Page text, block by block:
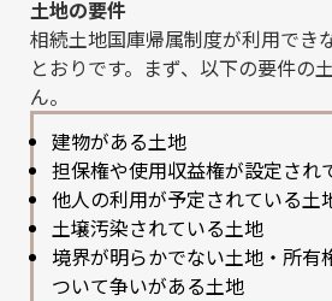
土地の要件
相続土地国庫帰属制度が利用でき
とおりです。まず、以下の要件の
ん。
建物がある土地
担保権や使用収益権が設定され
他人の利用が予定されている土
土壌汚染されている土地
境界が明らかでない土地・所有
ついて争いがある土地